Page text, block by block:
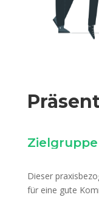
Dieser
für eine gute